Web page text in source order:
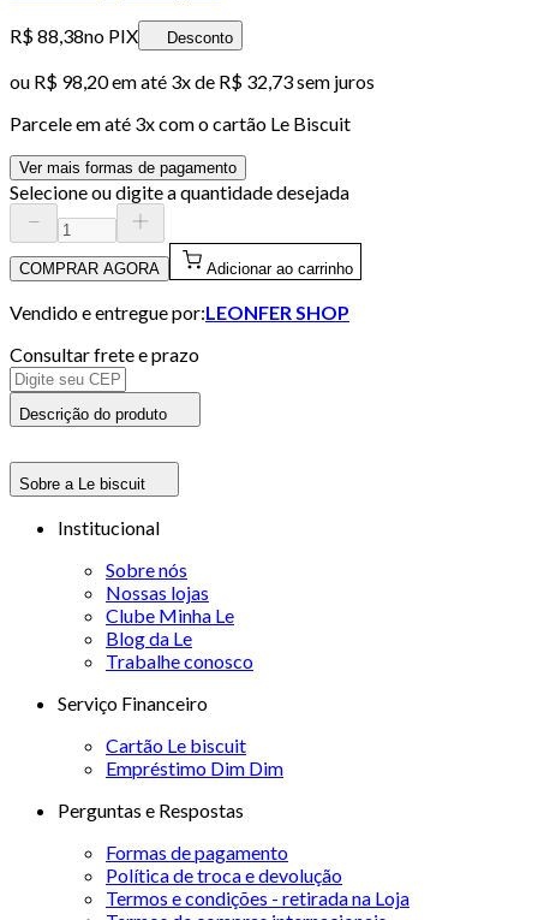
R$ 88,38no PIX Desconto
ou R$ 98,20em até 3x de R$ 32,73 sem juros
Parcele em até 3x com o cartão Le Biscuit
Ver mais formas de pagamento
Selecione ou digite a quantidade desejada
COMPRAR AGORA Adicionar ao carrinho
Vendido e entregue por:LEONFER SHOP
Consultar frete e prazo
Descrição do produto
Sobre a Le biscuit
Institucional
Sobre nós
Nossas lojas
Clube Minha Le
Blog da Le
Trabalhe conosco
Serviço Financeiro
Cartão Le biscuit
Empréstimo Dim Dim
Perguntas e Respostas
Formas de pagamento
Política de troca e devolução
Termos e condições - retirada na Loja